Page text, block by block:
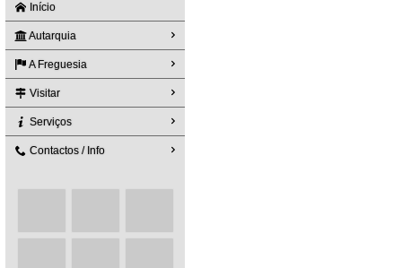
Início
Autarquia
A Freguesia
Visitar
Serviços
Contactos / Info